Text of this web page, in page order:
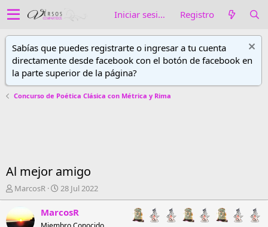
Iniciar sesión Registro
Sabías que puedes registrarte o ingresar a tu cuenta
directamente desde facebook con el botón de facebook en
la parte superior de la página?
Concurso de Poética Clásica con Métrica y Rima
Al mejor amigo
A
u
o
MarcosR
F
e
c
h
28 Jul 2022
MarcosR